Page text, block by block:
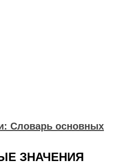
Словарь основных
ЗНАЧЕНИЯ